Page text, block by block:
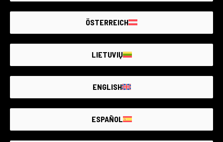
ÖSTERREICH
LIETUVIŲ
ENGLISH
ESPAÑOL